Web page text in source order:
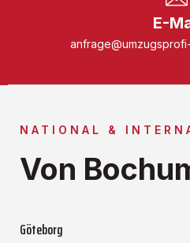
E-
NATIONAL &
Von
Göteborg